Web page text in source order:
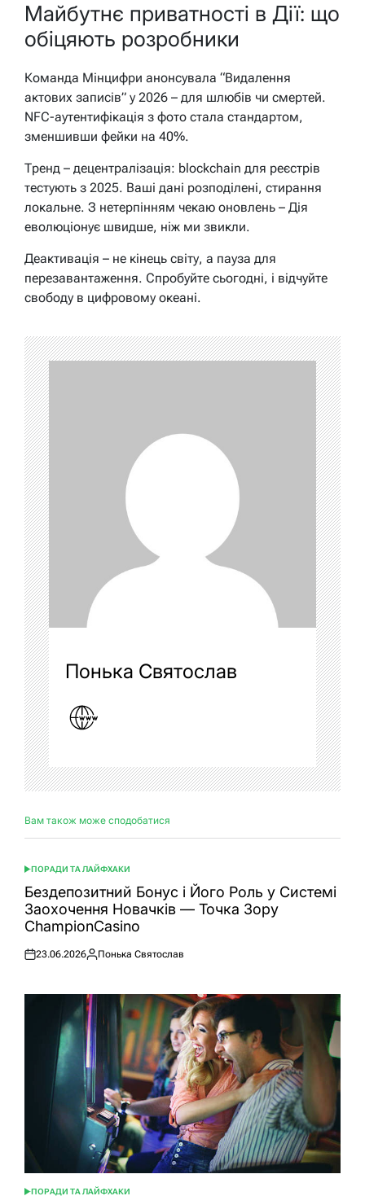
Майбутнє приватності в Дії: що
обіцяють розробники
Команда Мінцифри анонсувала “Видалення
актових записів” у 2026 – для шлюбів чи смертей.
NFC-аутентифікація з фото стала стандартом,
зменшивши фейки на 40%.
Тренд – децентралізація: blockchain для реєстрів
тестують з 2025. Ваші дані розподілені, стирання
локальне. З нетерпінням чекаю оновлень – Дія
еволюціонує швидше, ніж ми звикли.
Деактивація – не кінець світу, а пауза для
перезавантаження. Спробуйте сьогодні, і відчуйте
свободу в цифровому океані.
Понька Святослав
Вам також може сподобатися
ОПУБЛІКУВАТИ
У
ПОРАДИ ТА ЛАЙФХАКИ
Бездепозитний Бонус і Його Роль у Системі
Заохочення Новачків — Точка Зору
ChampionCasino
Оприлюднено
23.06.2026
Опубліковано
Понька Святослав
ПОРАДИ ТА ЛАЙФХАКИ